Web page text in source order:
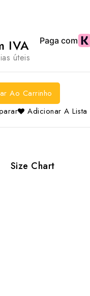
IVA
úteis
Ao Carrinho
Adicionar A Lista
Size Chart